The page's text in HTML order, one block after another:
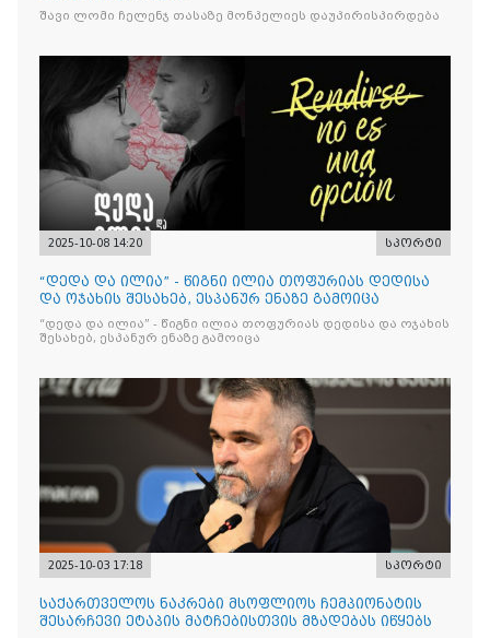
შავი ლომი ჩელენჯ თასაზე მონპელიეს დაუპირისპირდება
2025-10-08 14:20 სპორტი
“დედა და ილია” - წიგნი ილია თოფურიას დედისა
და ოჯახის შესახებ, ესპანურ ენაზე გამოიცა
“დედა და ილია” - წიგნი ილია თოფურიას დედისა და ოჯახის
შესახებ, ესპანურ ენაზე გამოიცა
2025-10-03 17:18 სპორტი
საქართველოს ნაკრები მსოფლიოს ჩემპიონატის
შესარჩევი ეტაპის მატჩებისთვის მზადებას იწყებს